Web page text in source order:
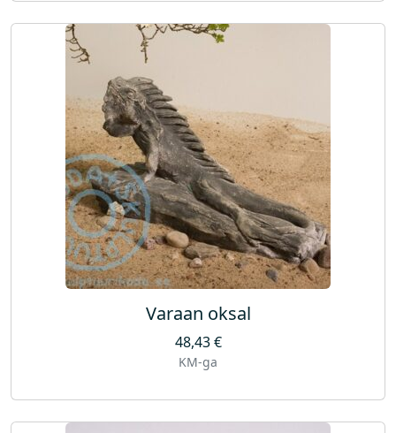
Varaan oksal
48,43€
KM-ga